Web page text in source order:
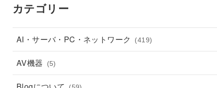
カテゴリー
AI・サーバ・PC・ネットワーク (419)
AV機器 (5)